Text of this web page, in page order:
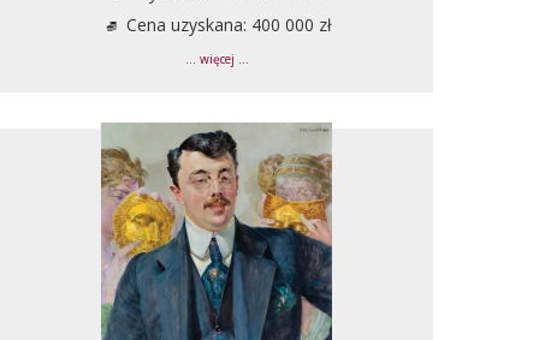
Cena uzyskana: 400 000 zł
... więcej ...